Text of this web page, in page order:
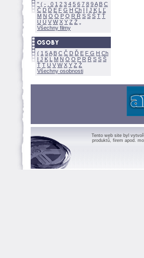
" ( - 0 1 2 3 4 5 6 7 8 9A B C
Č D Ď E F G H Ch I Í J K L
Ľ
M N O Ó P Q R Ř S Ś T Ť
U Ú V W X Y Z
Všechny filmy
( 1 5A B C Č D Ď E F G H Ch
I J K L M N Ó O P R Ř S Ś
Ť T U V W X Y Z
Všechny osobnosti
Tento web site byl
produktů, firem apod.